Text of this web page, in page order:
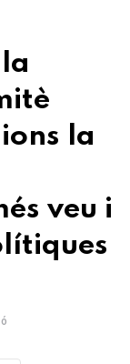
la
veu i